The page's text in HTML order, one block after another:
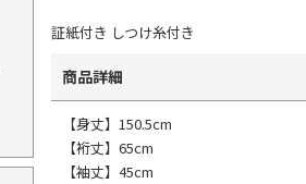
証紙付き しつけ糸付き
商品詳細
【身丈】150.5cm
【裄丈】65cm
【袖丈】45cm